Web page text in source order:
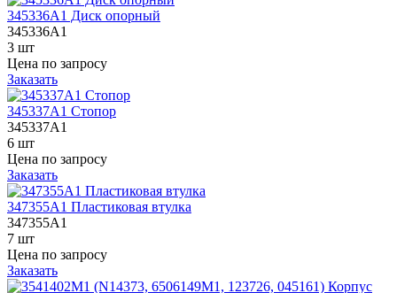
345336A1 Диск опорный
345336A1
3 шт
Цена по запросу
Заказать
345337A1 Стопор
345337A1
6 шт
Цена по запросу
Заказать
347355A1 Пластиковая втулка
347355A1
7 шт
Цена по запросу
Заказать